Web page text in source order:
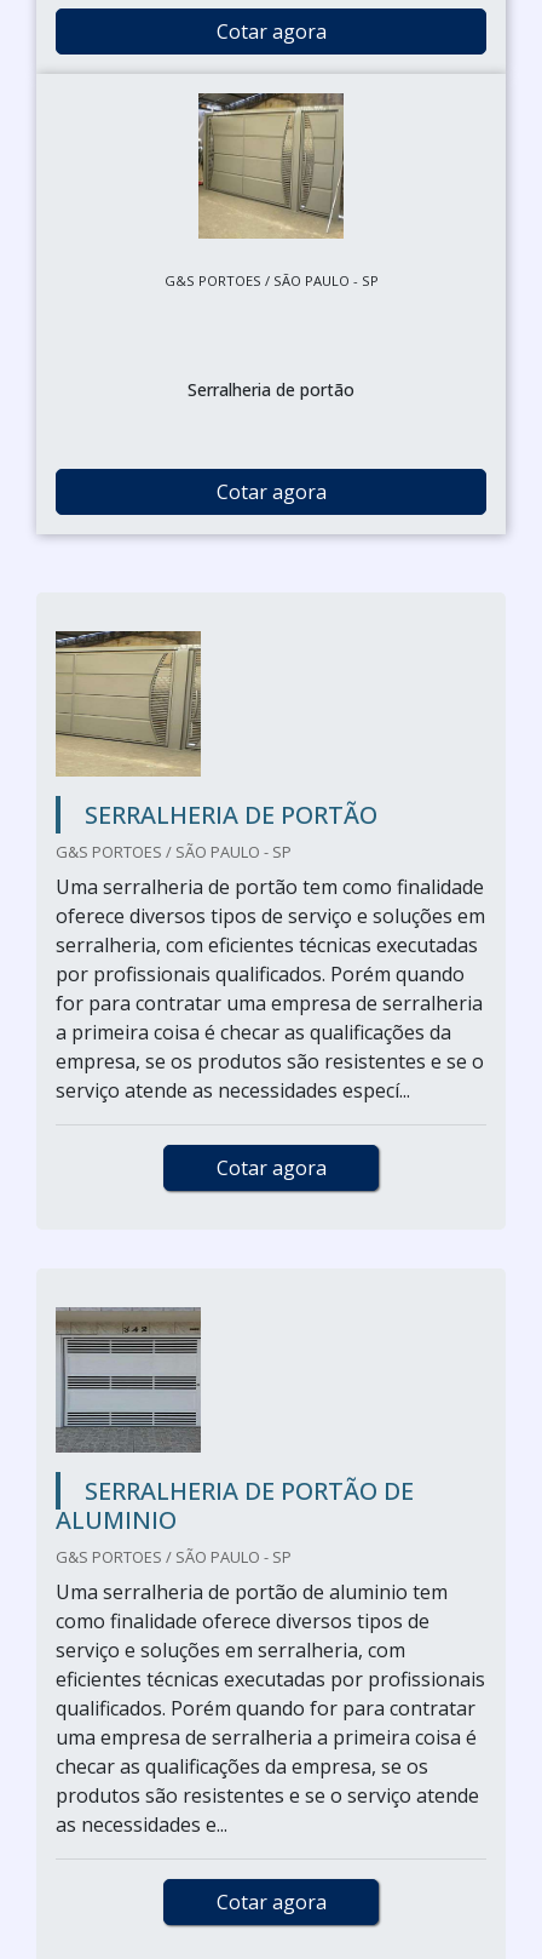
Cotar agora
G&S PORTOES / SÃO PAULO - SP
Serralheria de portão
Cotar agora
SERRALHERIA DE PORTÃO
G&S PORTOES / SÃO PAULO - SP
Uma serralheria de portão tem como finalidade
oferece diversos tipos de serviço e soluções em
serralheria, com eficientes técnicas executadas
por profissionais qualificados. Porém quando
for para contratar uma empresa de serralheria
a primeira coisa é checar as qualificações da
empresa, se os produtos são resistentes e se o
serviço atende as necessidades especí...
Cotar agora
SERRALHERIA DE PORTÃO DE
ALUMINIO
G&S PORTOES / SÃO PAULO - SP
Uma serralheria de portão de aluminio tem
como finalidade oferece diversos tipos de
serviço e soluções em serralheria, com
eficientes técnicas executadas por profissionais
qualificados. Porém quando for para contratar
uma empresa de serralheria a primeira coisa é
checar as qualificações da empresa, se os
produtos são resistentes e se o serviço atende
as necessidades e...
Cotar agora